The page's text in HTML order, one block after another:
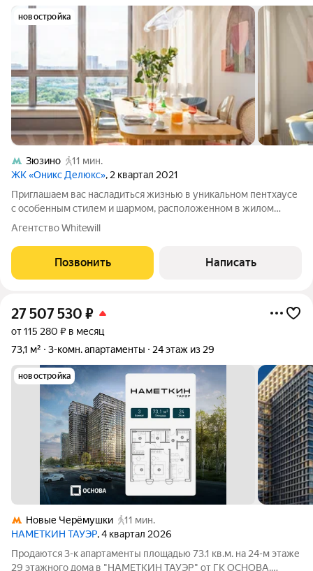
новостройка
Зюзино
11 мин.
ЖК «Оникс Делюкс», 2 квартал 2021
Приглашаем вас насладиться жизнью в уникальном пентхаусе
с особенным стилем и шармом, расположенном в жилом
комплексе премиум-класса на Юго-Западе столицы.
обеденной зоной и увеличенными
Агентство Whitewill
Позвонить Написать
27 507 530 ₽
от 115 280 ₽ в месяц
73,1 м²
3-комн. апартаменты 24 этаж из 29
новостройка
Новые Черёмушки
11 мин.
НАМЕТКИН ТАУЭР, 4 квартал 2026
Продаются 3-к апартаменты площадью 73.1 кв.м. на 24-м этаже
29 этажного дома в "НАМЕТКИН ТАУЭР" от ГК ОСНОВА.